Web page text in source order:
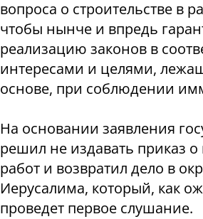
вопроса о строительстве в
чтобы нынче и впредь
реализацию законов в
интересами и целями,
основе, при соблюдении
На основании заявления
решил не издавать приказ
работ и возвратил дело в
Иерусалима, который, как
проведет первое слушание.